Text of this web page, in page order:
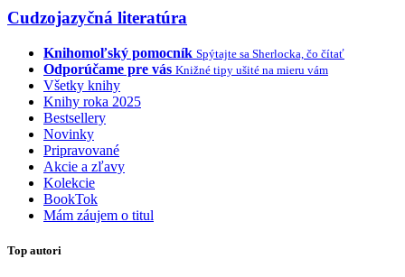
Cudzojazyčná literatúra
Knihomoľský pomocník Spýtajte sa Sherlocka, čo čítať
Odporúčame pre vás Knižné tipy ušité na mieru vám
Všetky knihy
Knihy roka 2025
Bestsellery
Novinky
Pripravované
Akcie a zľavy
Kolekcie
BookTok
Mám záujem o titul
Top autori